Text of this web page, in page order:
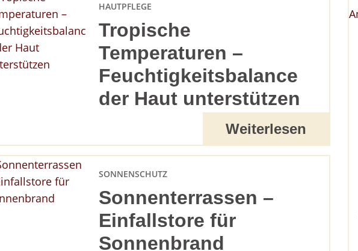
Tropische
Temperaturen –
Feuchtigkeitsbalance
der Haut unterstützen
HAUTPFLEGE
Weiterlesen
Sonnenterrassen –
Einfallstore für
Sonnenbrand
SONNENSCHUTZ